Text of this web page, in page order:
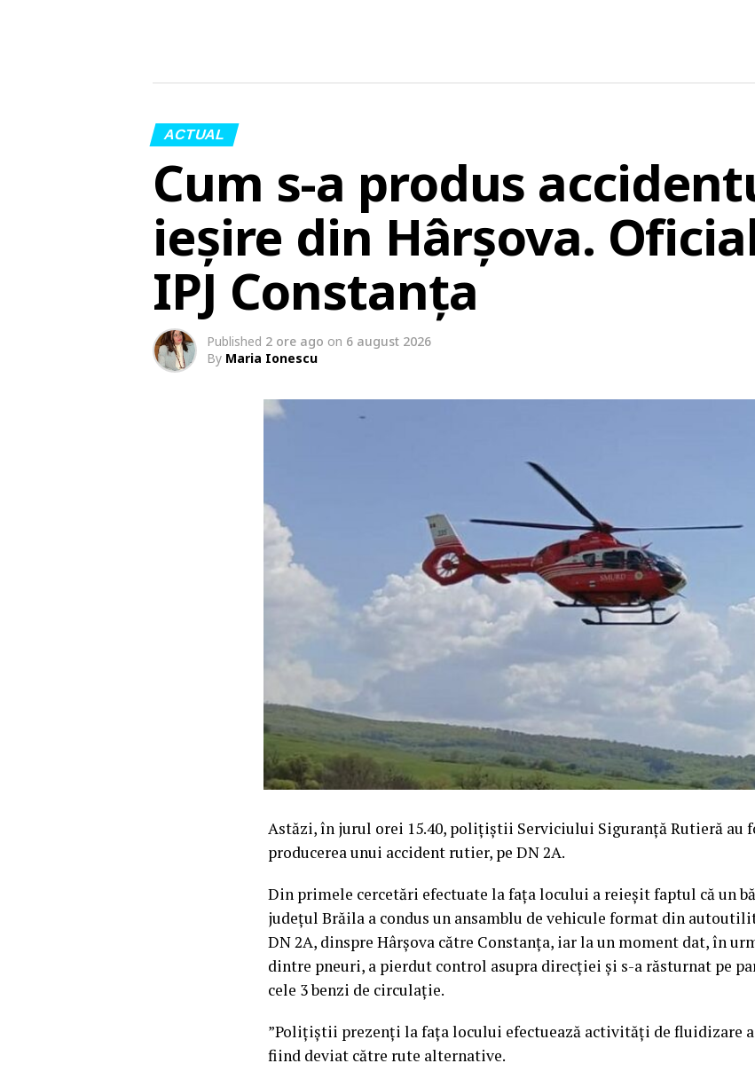
ACTUAL
Cum s-a produs
ieșire din Hârșova.
IPJ Constanța
Published 2 ore ago on 6 august 2026
By Maria Ionescu
Astăzi, în jurul orei 15.40, polițiștii Serviciului Siguranță Rutieră au
producerea unui accident rutier, pe DN 2A.
Din primele cercetări efectuate la fața locului a reieșit faptul că un
județul Brăila a condus un ansamblu de vehicule format din
DN 2A, dinspre Hârșova către Constanța, iar la un moment dat, în
dintre pneuri, a pierdut control asupra direcției și s-a răsturnat pe
cele 3 benzi de circulație.
”Polițiștii prezenți la fața locului efectuează activități de fluidizare
fiind deviat către rute alternative.